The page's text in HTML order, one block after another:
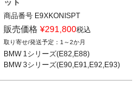
ット
商品番号 E9XKONISPT
BMW 1シリーズ(E82,E88) 08-14
BMW 3シリーズ(E90,E91,E92,E93) 0
N52/N54/N55 6気筒エンジン車
販売価格 ¥291,800税込
1～2か月
BMW 1シリーズ(E82,E88)
BMW 3シリーズ(E90,E91,E92,E93)